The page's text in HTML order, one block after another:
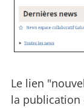
Le lien
la publication